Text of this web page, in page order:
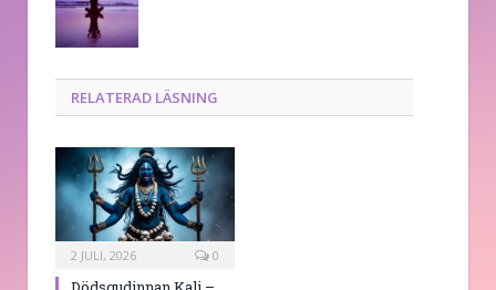
RELATERAD LÄSNING
2 JULI, 2026 0